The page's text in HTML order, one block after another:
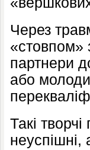
Через
«стовпом»
партнери
або
Такі
неуспішні,